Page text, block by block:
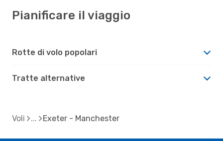
Pianificare il viaggio
Rotte di volo popolari
Tratte alternative
Voli Exeter - Manchester